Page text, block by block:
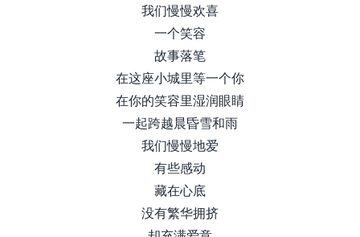
我们慢慢欢喜
一个笑容
故事落笔
在这座小城里等一个你
在你的笑容里湿润眼睛
一起跨越晨昏雪和雨
我们慢慢地爱
有些感动
藏在心底
没有繁华拥挤